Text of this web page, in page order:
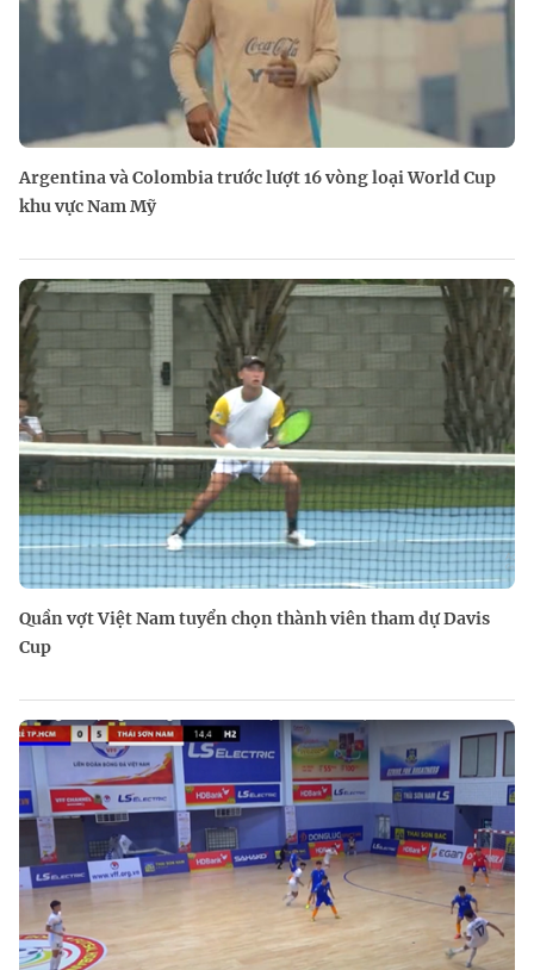
Argentina và Colombia trước lượt 16 vòng loại World Cup
khu vực Nam Mỹ
Quần vợt Việt Nam tuyển chọn thành viên tham dự Davis
Cup